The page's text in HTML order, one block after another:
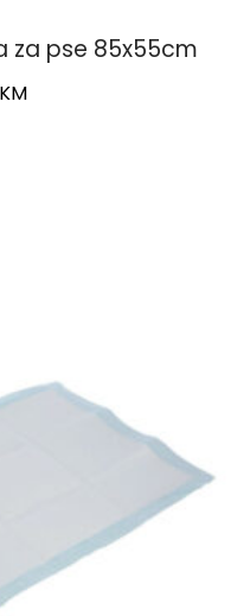
za pse 85x55cm
KM